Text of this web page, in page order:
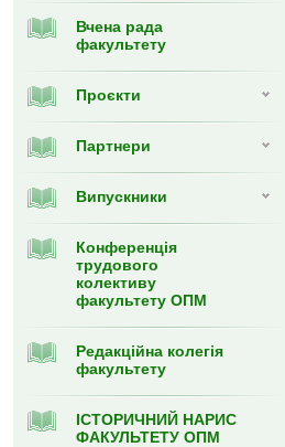
Вчена рада
факультету
Проєкти
Партнери
Випуcкники
Конференція
трудового
колективу
факультету ОПМ
Редакційна колегія
факультету
ІСТОРИЧНИЙ НАРИС
ФАКУЛЬТЕТУ ОПМ